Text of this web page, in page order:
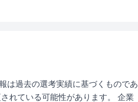
は過去の選考実績に基づくものであ
れている可能性があります。 企業